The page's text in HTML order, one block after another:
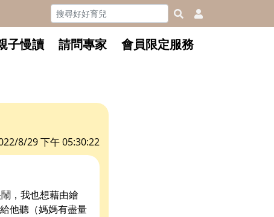
子慢讀 請問專家 會員限定服務
8/29 下午 05:30:22
，我也想藉由繪
他聽（媽媽有盡量